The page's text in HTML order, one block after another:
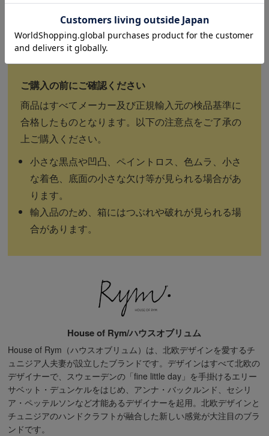
商品はすべてメーカー及び正規輸入元の検品基準に
合格したものとなります。以下の注意点をご了承の
上ご購入ください。
小さな黒点や凹凸、ペイントロス、色ムラ、小さ
な着色、底面の小さな欠け等が見られる場合があ
ります。
輸入品のため、箱にはつぶれや破れが見られる場
合があります。
House of Rym/ハウスオブリュム
House of Rym（ハウスオブリュム）は、北欧デザインを愛するチ
ュニジア人夫妻が設立したブランドです。デザインはすべて北欧の
デザイナーで、スウェーデンの「fine little day」を手掛けるエリー
サベット・デュンケルをはじめ、アンナ・バックルンド、セシリ
ア・ペッテルソンなど才能あるデザイナーを起用。北欧デザインと
チュニジアのハンドクラフトが融合した新しい感覚が大注目のブラ
ンドです。